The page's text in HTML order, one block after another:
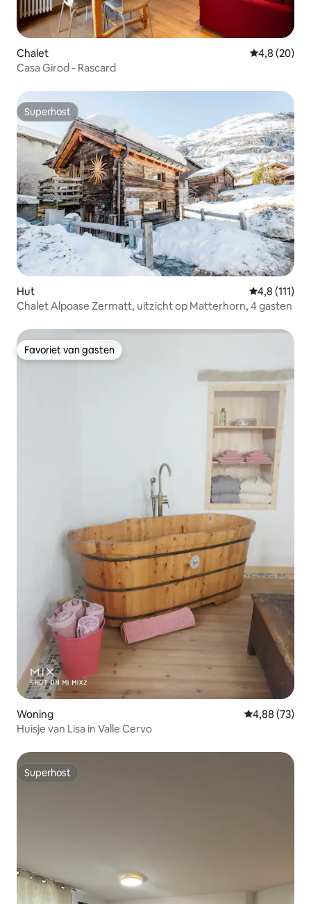
Chalet Gemiddelde
4,8 (20)
Casa Girod - Rascard
Superhost
Superhost
Hut Gemiddelde
4,8 (111)
Chalet Alpoase Zermatt, uitzicht op Matterhorn, 4 gasten
Favoriet van gasten
Favoriet van gasten
Woning Gemiddelde
4,88 (73)
Huisje van Lisa in Valle Cervo
Superhost
Superhost